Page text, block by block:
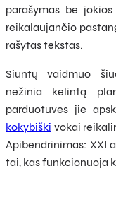
parašymas be
reikalaujančio
rašytas tekstas.
Siuntų vaidmuo
nežinia kelintą
parduotuves jie
kokybiški vokai
Apibendrinimas: XXI
tai, kas funkcionuoja